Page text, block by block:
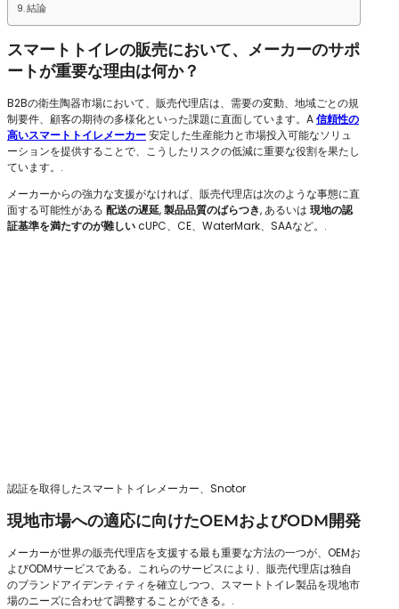
結論
スマートトイレの販売において、メーカーのサポ
ートが重要な理由は何か？
B2Bの衛生陶器市場において、販売代理店は、需要の変動、地域ごとの規
制要件、顧客の期待の多様化といった課題に直面しています。A信頼性の
高いスマートトイレメーカー安定した生産能力と市場投入可能なソリュ
ーションを提供することで、こうしたリスクの低減に重要な役割を果たし
ています。.
メーカーからの強力な支援がなければ、販売代理店は次のような事態に直
面する可能性がある 配送の遅延,製品品質のばらつき, あるいは 現地の認
証基準を満たすのが難しいcUPC、CE、WaterMark、SAAなど。.
認証を取得したスマートトイレメーカー、Snotor
現地市場への適応に向けたOEMおよびODM開発
メーカーが世界の販売代理店を支援する最も重要な方法の一つが、OEMお
よびODMサービスである。これらのサービスにより、販売代理店は独自
のブランドアイデンティティを確立しつつ、スマートトイレ製品を現地市
場のニーズに合わせて調整することができる。.